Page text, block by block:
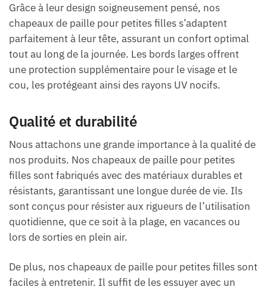
Grâce à leur design soigneusement pensé, nos
chapeaux de paille pour petites filles s’adaptent
parfaitement à leur tête, assurant un confort optimal
tout au long de la journée. Les bords larges offrent
une protection supplémentaire pour le visage et le
cou, les protégeant ainsi des rayons UV nocifs.
Qualité et durabilité
Nous attachons une grande importance à la qualité de
nos produits. Nos chapeaux de paille pour petites
filles sont fabriqués avec des matériaux durables et
résistants, garantissant une longue durée de vie. Ils
sont conçus pour résister aux rigueurs de l’utilisation
quotidienne, que ce soit à la plage, en vacances ou
lors de sorties en plein air.
De plus, nos chapeaux de paille pour petites filles sont
faciles à entretenir. Il suffit de les essuyer avec un